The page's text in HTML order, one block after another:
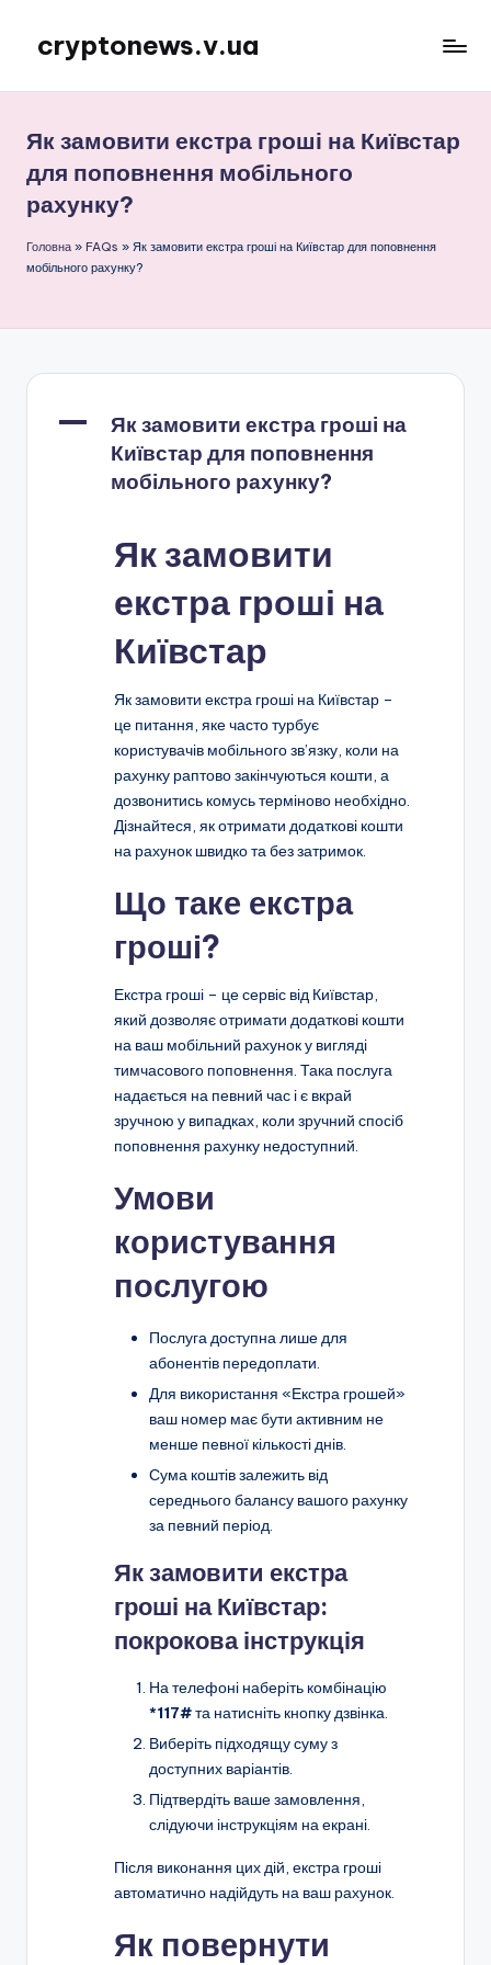
Перейти
вмісту
cryptonews.v.ua
криптовалют,
аналітика,
курси,
прогнози
гайди.
Як замовити екстра гроші на Київстар
для поповнення мобільного
рахунку?
Головна » FAQs » Як замовити екстра гроші на Київстар для поповнення
мобільного рахунку?
A
Як замовити екстра гроші на
Київстар для поповнення
мобільного рахунку?
Як замовити
екстра гроші на
Київстар
Як замовити екстра гроші на Київстар –
це питання, яке часто турбує
користувачів мобільного зв’язку, коли на
рахунку раптово закінчуються кошти, а
дозвонитись комусь терміново необхідно.
Дізнайтеся, як отримати додаткові кошти
на рахунок швидко та без затримок.
Що таке екстра
гроші?
Екстра гроші – це сервіс від Київстар,
який дозволяє отримати додаткові кошти
на ваш мобільний рахунок у вигляді
тимчасового поповнення. Така послуга
надається на певний час і є вкрай
зручною у випадках, коли зручний спосіб
поповнення рахунку недоступний.
Умови
користування
послугою
Послуга доступна лише для
абонентів передоплати.
Для використання «Екстра грошей»
ваш номер має бути активним не
менше певної кількості днів.
Сума коштів залежить від
середнього балансу вашого рахунку
за певний період.
Як замовити екстра
гроші на Київстар:
покрокова інструкція
На телефоні наберіть комбінацію
*117#та натисніть кнопку дзвінка.
Виберіть підходящу суму з
доступних варіантів.
Підтвердіть ваше замовлення,
слідуючи інструкціям на екрані.
Після виконання цих дій, екстра гроші
автоматично надійдуть на ваш рахунок.
Як повернути